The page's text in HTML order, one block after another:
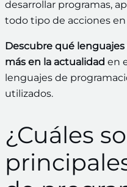
desarrollar programas,
todo tipo de acciones
Descubre qué
más en la actualidad en
lenguajes de
utilizados.
¿Cuáles